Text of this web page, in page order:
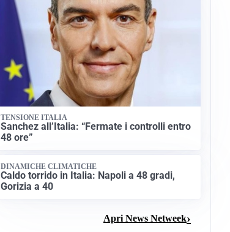
TENSIONE ITALIA
Sanchez all’Italia: “Fermate i controlli entro
48 ore”
DINAMICHE CLIMATICHE
Caldo torrido in Italia: Napoli a 48 gradi,
Gorizia a 40
Apri News Netweek